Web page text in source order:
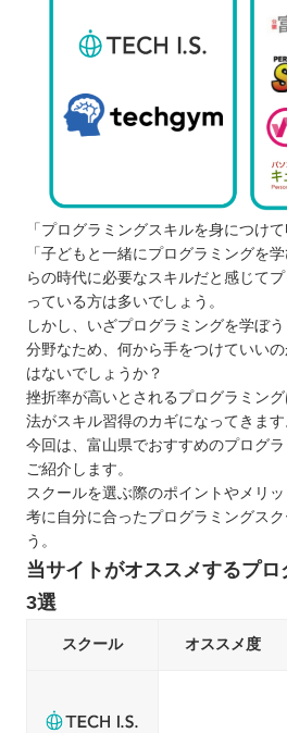
「プログラミングスキルを身につけ
「子どもと一緒にプログラミングを
らの時代に必要なスキルだと感じて
っている方は多いでしょう。
しかし、いざプログラミングを学ぼ
分野なため、何から手をつけていい
はないでしょうか？
挫折率が高いとされるプログラミン
法がスキル習得のカギになってきます
今回は、富山県でおすすめのプログ
ご紹介します。
スクールを選ぶ際のポイントやメリ
考に自分に合ったプログラミングス
う。
当サイトがオススメするプ
3選
スクール オススメ度